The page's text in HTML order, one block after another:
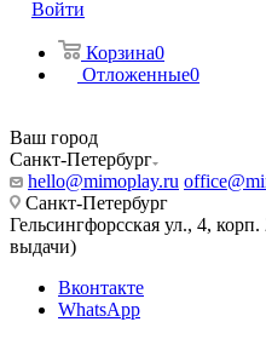
Войти
Корзина0
Отложенные0
Ваш город
Санкт-Петербург
hello@mimoplay.ru
Санкт-Петербург
Гельсингфорсская ул., 4,
выдачи)
Вконтакте
WhatsApp